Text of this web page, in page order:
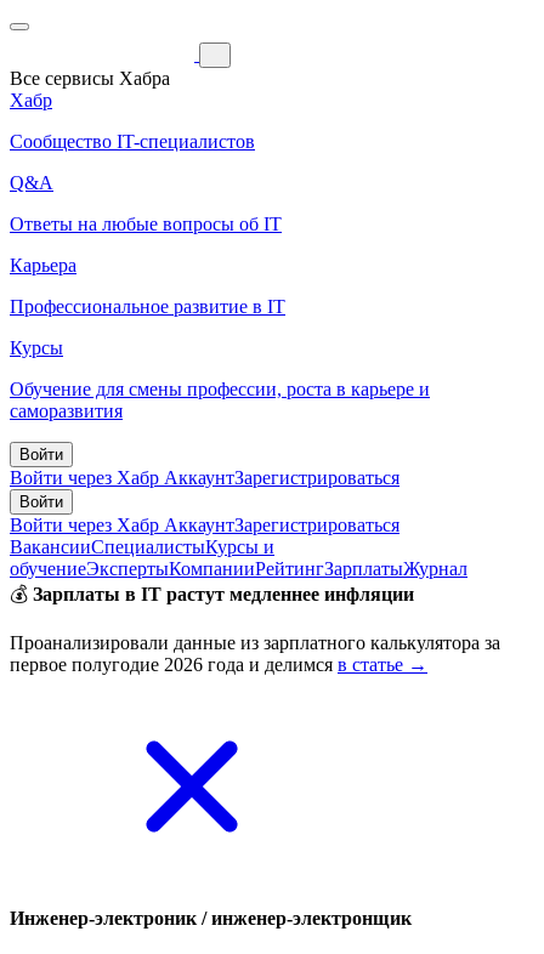
Все сервисы Хабра
Хабр
Сообщество IT-специалистов
Q&A
Ответы на любые вопросы об IT
Карьера
Профессиональное развитие в IT
Курсы
Обучение для смены профессии, роста в карьере и
саморазвития
Войти
Войти через Хабр АккаунтЗарегистрироваться
Войти
Войти через Хабр АккаунтЗарегистрироваться
ВакансииСпециалистыКурсы и
обучениеЭкспертыКомпанииРейтингЗарплатыЖурнал
💰 Зарплаты в IT растут медленнее инфляции
Проанализировали данные из зарплатного калькулятора за
первое полугодие 2026 года и делимся в статье →
Инженер-электроник / инженер-электронщик